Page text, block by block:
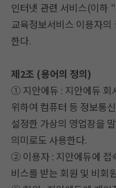
인터넷 관련 서비스(이하
교육정보서비스 이용자
한다.
제2조 (용어의 정의)
① 지안에듀 : 지안에듀 회
위하여 컴퓨터 등 정보통
설정한 가상의 영업장을
의미로도 사용한다.
② 이용자 : 지안에듀에 접
비스를 받는 회원 및 비회